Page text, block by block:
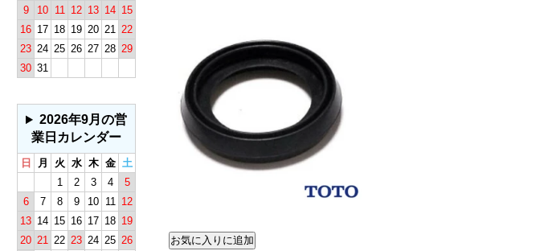
9
10 11 12 13 14 15
16 17 18 19 20 21 22
23 24 25 26 27 28 29
30 31
2026年9月の営
業日カレンダー
日 月 火 水 木 金 土
1
2 3 4
5
6
7 8 9 10 11 12
13 14 15 16 17 18 19
20 21 22 23 24 25 26